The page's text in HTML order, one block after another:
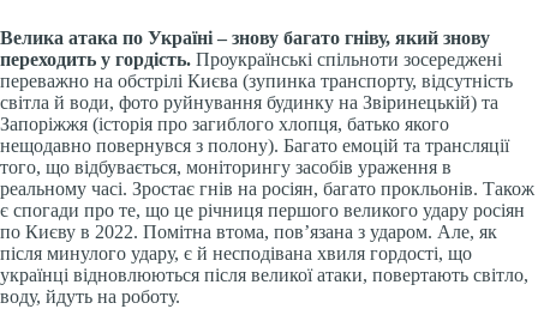
Велика атака по Україні – знову багато гніву, який знову
переходить у гордість. Проукраїнські спільноти зосереджені
переважно на обстрілі Києва (зупинка транспорту, відсутність
світла й води, фото руйнування будинку на Звіринецькій) та
Запоріжжя (історія про загиблого хлопця, батько якого
нещодавно повернувся з полону). Багато емоцій та трансляції
того, що відбувається, моніторингу засобів ураження в
реальному часі. Зростає гнів на росіян, багато прокльонів. Також
є спогади про те, що це річниця першого великого удару росіян
по Києву в 2022. Помітна втома, пов’язана з ударом. Але, як
після минулого удару, є й несподівана хвиля гордості, що
українці відновлюються після великої атаки, повертають світло,
воду, йдуть на роботу.